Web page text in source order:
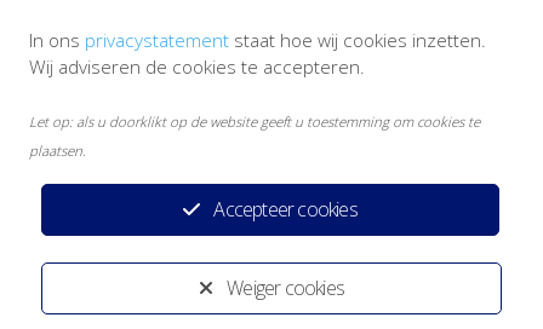
Privacystatement Disclaimer Heeft u een klacht?
Ontwikkeld door: Yardzorgsites.nl
Weiger cookies
Accepteer cookies
In ons privacystatement staat hoe wij cookies inzetten.
Wij adviseren de cookies te accepteren.
Let op: als u doorklikt op de website geeft u toestemming om cookies te
plaatsen.